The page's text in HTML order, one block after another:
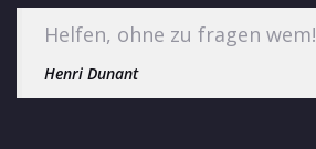
Helfen, ohne zu fragen wem!
Henri Dunant